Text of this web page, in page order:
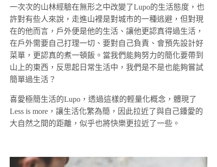
一次次的山林經驗在無形之中改變了Lupo的生活態度，也
許對有些人來說，走進山裡是對城市的一種逃避，但對現
在的他而言，戶外便是他的生活、讓他更認真得過生活，
在戶外需要自己打理一切、要對自己負責、會預先設計好
菜單，更認真的煮一頓飯。當我們能夠努力的簡化要帶到
山上的東西，反思起日常生活中，我們是不是也能夠嘗試
簡單過生活？
喜愛極簡生活的Lupo，透過這樣的輕量化概念，體現了
Less is more，讓生活化繁為簡，因此拉近了與自己鍾愛的
大自然之間的距離，似乎也將快樂更拉近了一些。